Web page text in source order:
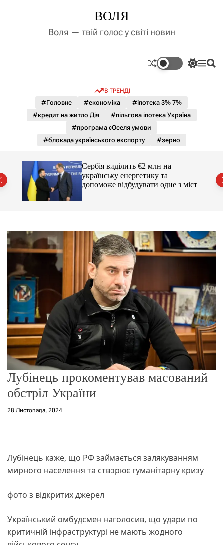
д
ВОЛЯ
Воля — твій голос у світі новин
П
м
к
к
р
р
ж
М П
В ТРЕНДІ
#Головне #економіка
#іпотека 3% 7%
#кредит на житло Дія
#пільгова іпотека Україна
#програма єОселя умови
#блокада українського експорту
#зерно
Сербія виділить €2 млн на
українську енергетику та
допоможе відбудувати одне з міст
Лубінець прокоментував масований
обстріл України
28 Листопада, 2024
Лубінець каже, що РФ займається залякуванням
мирного населення та створює гуманітарну кризу
фото з відкритих джерел
Український омбудсмен наголосив, що удари по
критичній інфраструктурі не мають жодного